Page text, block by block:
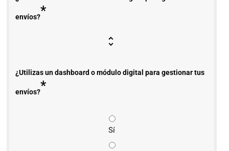
envíos?*
¿Utilizas un dashboard o módulo digital para gestionar tus
envíos?*
Sí